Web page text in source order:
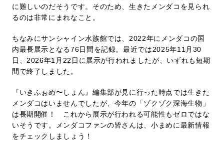
に難しいのだそうです。そのため、生きたメンダコを見られ
るのは非常にまれなこと。
ちなみにサンシャイン水族館では、2022年にメンダコの国
内最長展示となる76日間を記録。最近では2025年11月30
日、2026年1月22日に展示が行われましたが、いずれも短期
間で終了しました。
『いきふぉめ〜しょん』編集部が見に行った時点では生きた
メンダコはいませんでしたが、今年の「ゾクゾク深海生物」
は長期開催！ これから展示が行われる可能性もゼロではな
いそうです。メンダコファンの皆さんは、小まめに最新情報
をチェックしましょう！